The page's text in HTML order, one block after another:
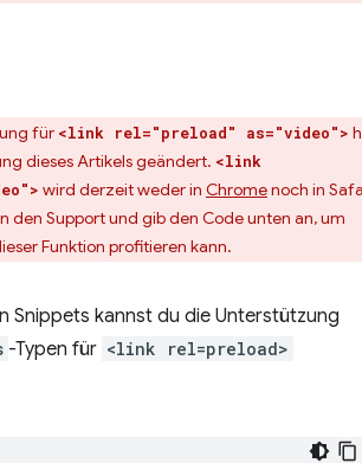
für <link rel="preload" as="video">
dieses Artikels geändert. <link
wird derzeit weder in Chromenoch in
den Support und gib den Code unten an, um
Funktion profitieren kann.
Snippets kannst du die Unterstützung
-Typen für <link rel=preload>